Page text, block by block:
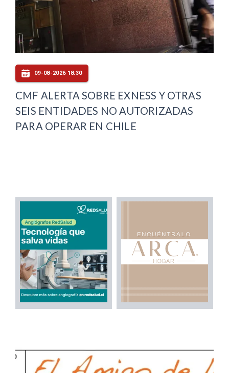
09-08-2026 18:30
CMF ALERTA SOBRE EXNESS Y OTRAS
SEIS ENTIDADES NO AUTORIZADAS
PARA OPERAR EN CHILE